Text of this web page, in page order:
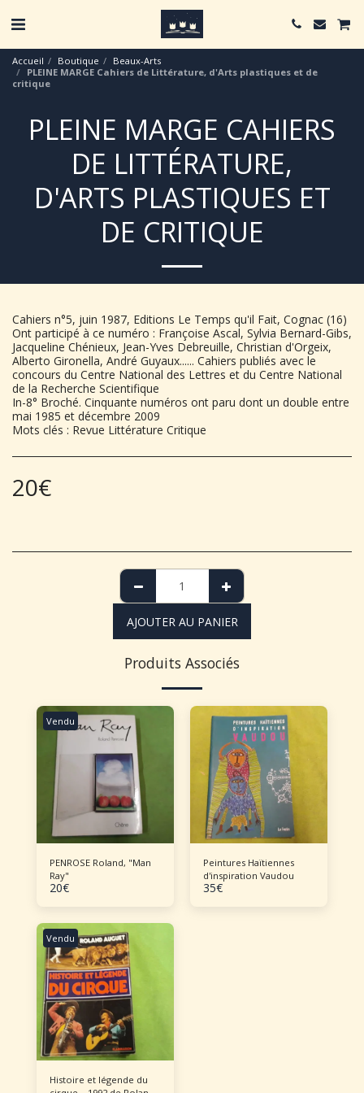
Accueil Boutique
Beaux-Arts
PLEINE MARGE Cahiers de Littérature, d'Arts plastiques et de
critique
PLEINE MARGE CAHIERS
DE LITTÉRATURE,
D'ARTS PLASTIQUES ET
DE CRITIQUE
Cahiers n°5, juin 1987, Editions Le Temps qu'il Fait, Cognac (16)
Ont participé à ce numéro : Françoise Ascal, Sylvia Bernard-Gibs,
Jacqueline Chénieux, Jean-Yves Debreuille, Christian d'Orgeix,
Alberto Gironella, André Guyaux...... Cahiers publiés avec le
concours du Centre National des Lettres et du Centre National
de la Recherche Scientifique
In-8° Broché. Cinquante numéros ont paru dont un double entre
mai 1985 et décembre 2009
Mots clés : Revue Littérature Critique
20€
AJOUTER AU PANIER
Produits Associés
Vendu
PENROSE Roland, "Man
Ray"
20€
Peintures Haïtiennes
d'inspiration Vaudou
35€
Vendu
Histoire et légende du